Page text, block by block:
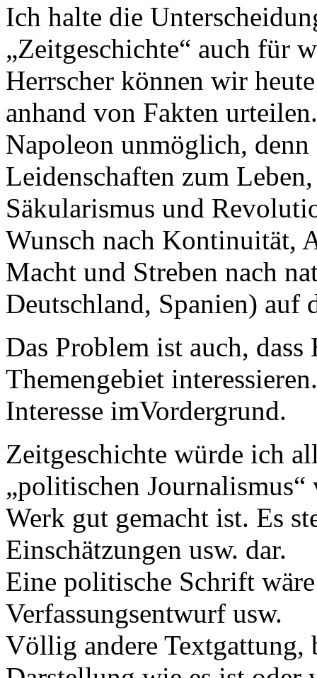
Ich halte die
„Zeitgeschichte“ auch für
Herrscher können wir
anhand von Fakten
Napoleon unmöglich,
Leidenschaften zum
Säkularismus und
Wunsch nach Kontinuität,
Macht und Streben nach
Deutschland, Spanien) auf
Das Problem ist auch,
Themengebiet
Interesse imVordergrund.
Zeitgeschichte würde ich
„politischen
Werk gut gemacht ist. Es
Einschätzungen usw. dar.
Eine politische Schrift
Verfassungsentwurf usw.
Völlig andere Textgattung,